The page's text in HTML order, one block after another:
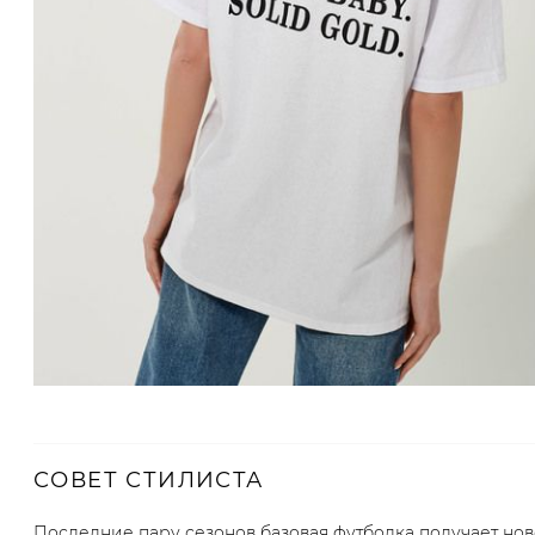
СОВЕТ СТИЛИСТА